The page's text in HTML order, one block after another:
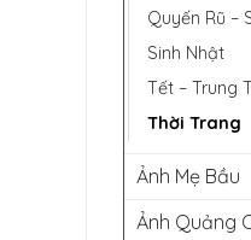
Quyến Rũ –
Sinh Nhật
Tết – Trung
Thời Trang
Ảnh Mẹ Bầu
Ảnh Quảng